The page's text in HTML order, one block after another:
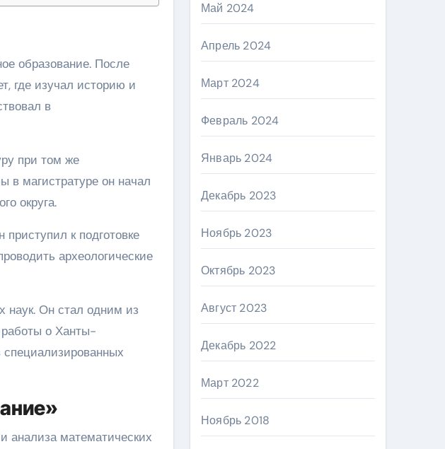
образование. После
где изучал историю и
в
при том же
в магистратуре он начал
округа.
к подготовке
археологические
наук. Он стал одним из
о Ханты-
анализа математических
Май 2024
Апрель 2024
Март 2024
Февраль 2024
Январь 2024
Декабрь 2023
Ноябрь 2023
Октябрь 2023
Август 2023
Декабрь 2022
Март 2022
Ноябрь 2018